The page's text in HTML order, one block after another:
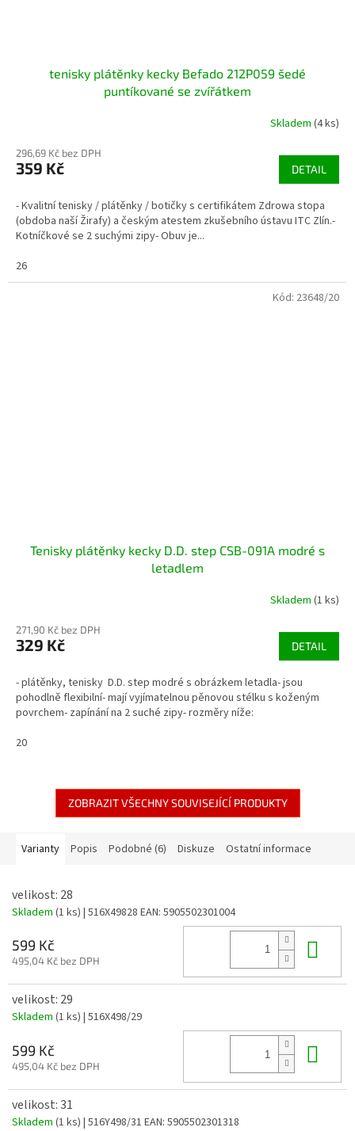
tenisky plátěnky kecky Befado 212P059 šedé
puntíkované se zvířátkem
Skladem (4 ks)
296,69 Kč bez DPH
359 Kč DETAIL
- Kvalitní tenisky / plátěnky / botičky s certifikátem Zdrowa stopa
(obdoba naší Žirafy) a českým atestem zkušebního ústavu ITC Zlín.-
Kotníčkové se 2 suchými zipy- Obuv je...
26
Tenisky plátěnky kecky D.D. step CSB-091A modré s
letadlem
Skladem (1 ks)
271,90 Kč bez DPH
329 Kč DETAIL
- plátěnky, tenisky D.D. step modré s obrázkem letadla- jsou
pohodlně flexibilní- mají vyjímatelnou pěnovou stélku s koženým
povrchem- zapínání na 2 suché zipy- rozměry níže:
20
Kód: 23648/20
ZOBRAZIT VŠECHNY SOUVISEJÍCÍ PRODUKTY
Varianty Popis Podobné (6) Diskuze Ostatní informace
velikost: 28
Skladem (1 ks) | 516X49828 EAN: 5905502301004
599 Kč
495,04 Kč bez DPH
velikost: 29
Skladem (1 ks) | 516X498/29
599 Kč
495,04 Kč bez DPH
velikost: 31
Skladem (1 ks) | 516Y498/31 EAN: 5905502301318